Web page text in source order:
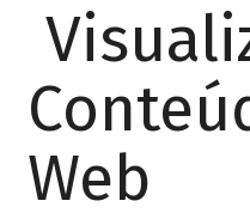
Web